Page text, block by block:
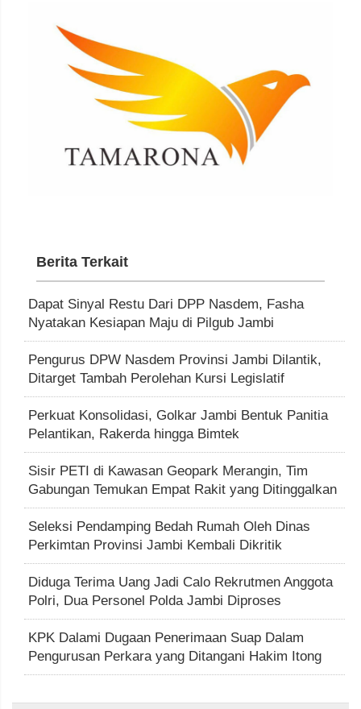
Berita Terkait
Dapat Sinyal Restu Dari DPP Nasdem, Fasha
Nyatakan Kesiapan Maju di Pilgub Jambi
Pengurus DPW Nasdem Provinsi Jambi Dilantik,
Ditarget Tambah Perolehan Kursi Legislatif
Perkuat Konsolidasi, Golkar Jambi Bentuk Panitia
Pelantikan, Rakerda hingga Bimtek
Sisir PETI di Kawasan Geopark Merangin, Tim
Gabungan Temukan Empat Rakit yang Ditinggalkan
Seleksi Pendamping Bedah Rumah Oleh Dinas
Perkimtan Provinsi Jambi Kembali Dikritik
Diduga Terima Uang Jadi Calo Rekrutmen Anggota
Polri, Dua Personel Polda Jambi Diproses
KPK Dalami Dugaan Penerimaan Suap Dalam
Pengurusan Perkara yang Ditangani Hakim Itong